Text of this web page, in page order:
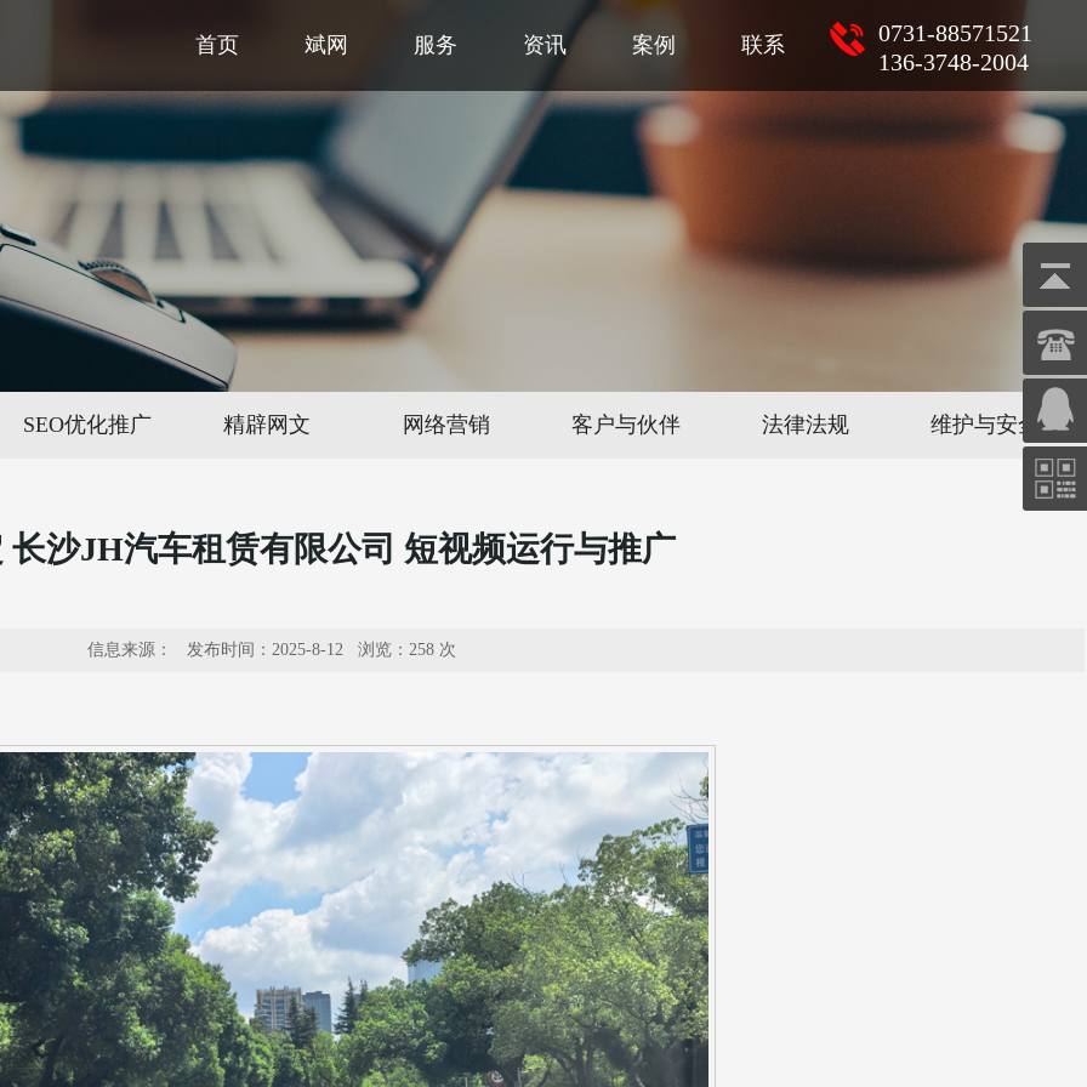
0731-88571521
136-3748-2004
首页 斌网 服务 资讯 案例 联系
SEO优化推广 精辟网文 网络营销 客户与伙伴 法律法规 维护与安全
长沙JH汽车租赁有限公司 短视频运行与推广
信息来源： 发布时间：2025-8-12 浏览： 258 次